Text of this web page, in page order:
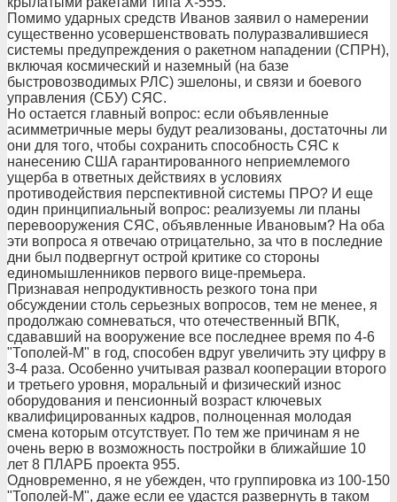
Помимо ударных средств Иванов заявил о намерении
существенно усовершенствовать полуразвалившиеся
системы предупреждения о ракетном нападении (СПРН),
включая космический и наземный (на базе
быстровозводимых РЛС) эшелоны, и связи и боевого
управления (СБУ) СЯС.
Но остается главный вопрос: если объявленные
асимметричные меры будут реализованы, достаточны ли
они для того, чтобы сохранить способность СЯС к
нанесению США гарантированного неприемлемого
ущерба в ответных действиях в условиях
противодействия перспективной системы ПРО? И еще
один принципиальный вопрос: реализуемы ли планы
перевооружения СЯС, объявленные Ивановым? На оба
эти вопроса я отвечаю отрицательно, за что в последние
дни был подвергнут острой критике со стороны
единомышленников первого вице-премьера.
Признавая непродуктивность резкого тона при
обсуждении столь серьезных вопросов, тем не менее, я
продолжаю сомневаться, что отечественный ВПК,
сдававший на вооружение все последнее время по 4-6
"Тополей-М" в год, способен вдруг увеличить эту цифру в
3-4 раза. Особенно учитывая развал кооперации второго
и третьего уровня, моральный и физический износ
оборудования и пенсионный возраст ключевых
квалифицированных кадров, полноценная молодая
смена которым отсутствует. По тем же причинам я не
очень верю в возможность постройки в ближайшие 10
лет 8 ПЛАРБ проекта 955.
Одновременно, я не убежден, что группировка из 100-150
"Тополей-М", даже если ее удастся развернуть в таком